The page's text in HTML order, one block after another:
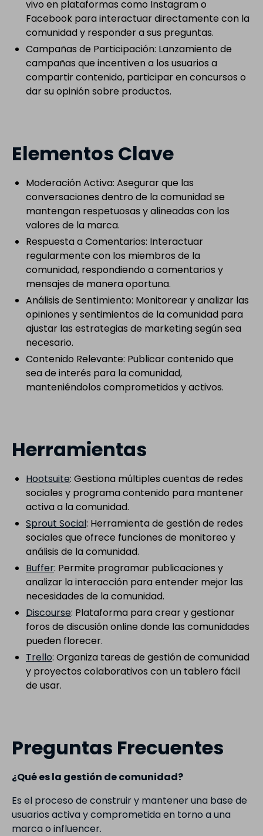
vivo en plataformas como Instagram o
Facebook para interactuar directamente con la
comunidad y responder a sus preguntas.
Campañas de Participación: Lanzamiento de
campañas que incentiven a los usuarios a
compartir contenido, participar en concursos o
dar su opinión sobre productos.
Elementos Clave
Moderación Activa: Asegurar que las
conversaciones dentro de la comunidad se
mantengan respetuosas y alineadas con los
valores de la marca.
Respuesta a Comentarios: Interactuar
regularmente con los miembros de la
comunidad, respondiendo a comentarios y
mensajes de manera oportuna.
Análisis de Sentimiento: Monitorear y analizar las
opiniones y sentimientos de la comunidad para
ajustar las estrategias de marketing según sea
necesario.
Contenido Relevante: Publicar contenido que
sea de interés para la comunidad,
manteniéndolos comprometidos y activos.
Herramientas
Hootsuite: Gestiona múltiples cuentas de redes
sociales y programa contenido para mantener
activa a la comunidad.
Sprout Social: Herramienta de gestión de redes
sociales que ofrece funciones de monitoreo y
análisis de la comunidad.
Buffer: Permite programar publicaciones y
analizar la interacción para entender mejor las
necesidades de la comunidad.
Discourse: Plataforma para crear y gestionar
foros de discusión online donde las comunidades
pueden florecer.
Trello: Organiza tareas de gestión de comunidad
y proyectos colaborativos con un tablero fácil
de usar.
Preguntas Frecuentes
¿Qué es la gestión de comunidad?
Es el proceso de construir y mantener una base de
usuarios activa y comprometida en torno a una
marca o influencer.